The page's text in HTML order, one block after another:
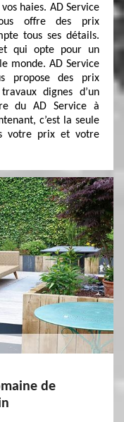
haies. AD Service
offre des prix
tous ses détails.
qui opte pour un
monde. AD Service
propose des prix
dignes d’un
du AD Service à
c’est la seule
votre prix et votre
de